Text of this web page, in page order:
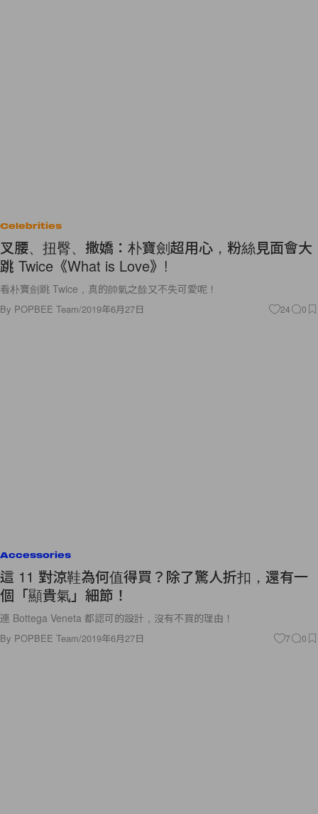
Celebrities
叉腰、扭臀、撒嬌：朴寶劍超用心，粉絲見面會大
跳 Twice《What is Love》!
看朴寶劍跳 Twice，真的帥氣之餘又不失可愛呢！
By POPBEE Team/2019年6月27日 24 0
Accessories
這 11 對涼鞋為何值得買？除了驚人折扣，還有一
個「顯貴氣」細節！
連 Bottega Veneta 都認可的設計，沒有不買的理由！
By POPBEE Team/2019年6月27日 7 0